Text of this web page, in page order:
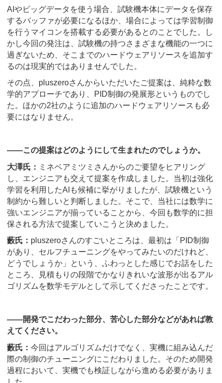
AIやビッグデータを使う場合、試験機本体にデータを保存
するバッファが必要になるほか、場合によっては学習制御
を行うマイコンを搭載する必要があるとのことでした。し
かし今回の発注は、試験機の持つさまざまな機能の一つに
過ぎないため、そこまでのハードウェアリソースを追加す
るのは現実的ではありませんでした。
その点、pluszeroさんからいただいたご提案は、純粋な数
学的アプローチであり、PID制御の発展形というものでし
た。ほかの2社のように追加のハードウェアリソースも必
要にはなりません。
――この提案はどのようにして生まれたのでしょうか。
大澤氏： ミネベアミツミさんからのご要望をヒアリング
し、エンジニアも交えて提案を作成しました。当初は強化
学習を利用したAIも候補に挙がりましたが、試験機という
制約から難しいと判断しました。そこで、当社には数学に
強いエンジニアが揃っていることから、今回も数学的に担
保される方法で提案していこうと決めました。
藪氏： pluszeroさんのすごいところは、最初は「PID制御
があり、セルフチューニングをやってみたいのだけれど、
どうでしょうか」という、ふわっとした感じでお話をした
ところ、見積もりの段階でかなりきれいな波形が出るアル
ゴリズムを数学モデルとして示してくださったことです。
――開発でこだわった部分、苦心した部分などがあれば教
えてください。
藪氏： 今回はアルゴリズムだけでなく、実機に組み込んだ
際の制御のチューニングにこだわりました。そのため開発
過程において、実機でも検証しながら進める必要がありま